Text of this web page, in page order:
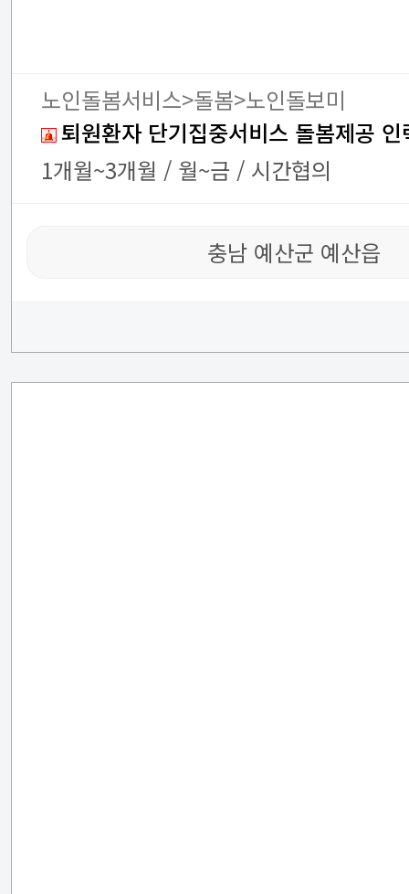
노인돌봄서비스>돌봄>노인돌보미
퇴원환자 단기집중서비스 돌봄제공
1개월~3개월 / 월~금 / 시간협의
충남 예산군 예산읍